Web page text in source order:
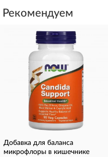
Рекомендуем
Добавка для баланса
микрофлоры в кишечнике